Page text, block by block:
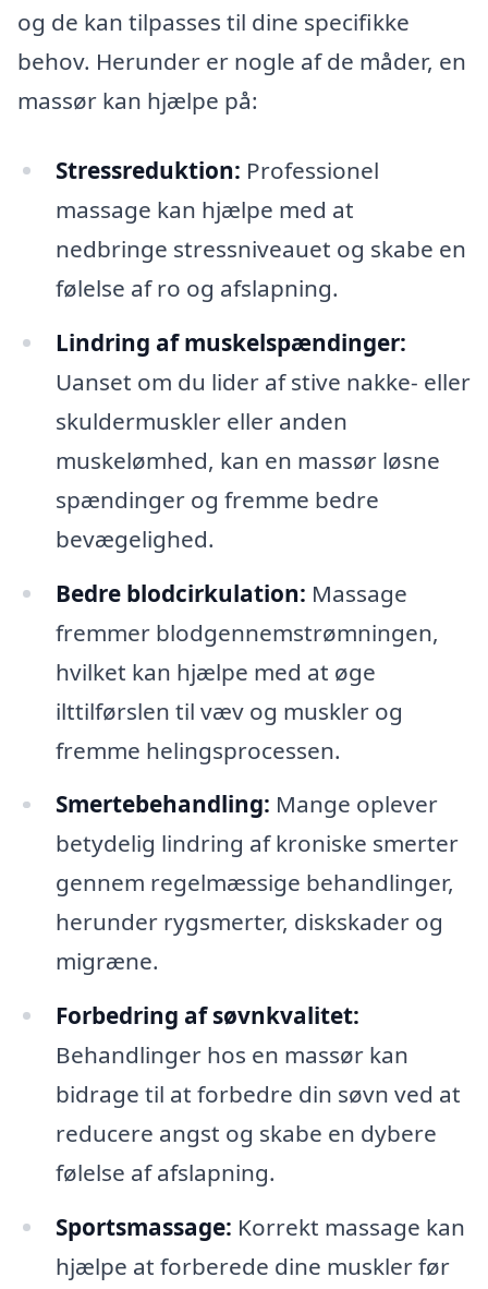
og de kan tilpasses til dine specifikke
behov. Herunder er nogle af de måder, en
massør kan hjælpe på:
Stressreduktion: Professionel
massage kan hjælpe med at
nedbringe stressniveauet og skabe en
følelse af ro og afslapning.
Lindring af muskelspændinger:
Uanset om du lider af stive nakke- eller
skuldermuskler eller anden
muskelømhed, kan en massør løsne
spændinger og fremme bedre
bevægelighed.
Bedre blodcirkulation: Massage
fremmer blodgennemstrømningen,
hvilket kan hjælpe med at øge
ilttilførslen til væv og muskler og
fremme helingsprocessen.
Smertebehandling: Mange oplever
betydelig lindring af kroniske smerter
gennem regelmæssige behandlinger,
herunder rygsmerter, diskskader og
migræne.
Forbedring af søvnkvalitet:
Behandlinger hos en massør kan
bidrage til at forbedre din søvn ved at
reducere angst og skabe en dybere
følelse af afslapning.
Sportsmassage: Korrekt massage kan
hjælpe at forberede dine muskler før